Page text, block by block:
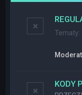
Tematy:
KODY